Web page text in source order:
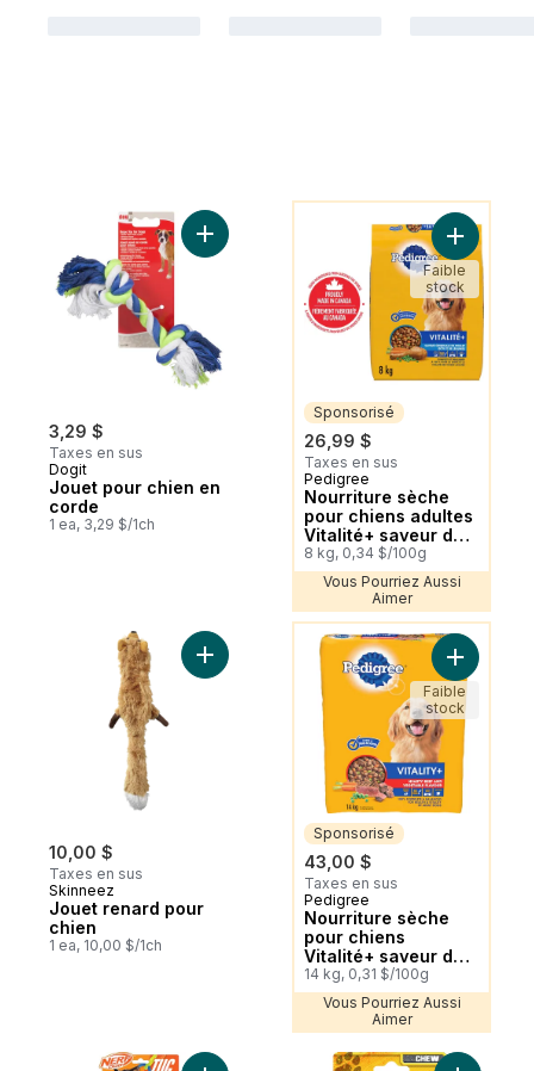
3,29 $
Taxes en sus
Dogit
Jouet pour chien en
corde
1 ea, 3,29 $/1ch
Ajouter Jouet pour chien en corde au
Vous Pourriez Aussi Aimer
Sponsorisé
26,99 $
Taxes en sus
Sponsorisé
Pedigree
Nourriture sèche
pour chiens adultes
Vitalité+ saveur de
poulet rôti et de
légumes
8 kg, 0,34 $/100g
Ajouter
Faible
stock
Vous Pourriez Aussi
Aimer
10,00 $
Taxes en sus
Skinneez
Jouet renard pour
chien
1 ea, 10,00 $/1ch
Ajouter Jouet renard pour chien au panier
Vous Pourriez Aussi Aimer
Sponsorisé
43,00 $
Taxes en sus
Sponsorisé
Pedigree
Nourriture sèche
pour chiens
Vitalité+ saveur de
bœuf nourrissant et
de légumes
14 kg, 0,31 $/100g
Ajouter
Faible
stock
Vous Pourriez Aussi
Aimer